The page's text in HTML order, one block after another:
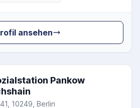
ansehen
Pankow
10249, Berlin